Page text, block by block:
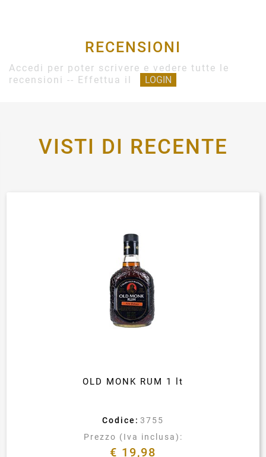
RECENSIONI
Accedi per poter scrivere e vedere tutte le
recensioni -- Effettua il
LOGIN
VISTI DI RECENTE
OLD MONK RUM 1 lt
Codice: 3755
Prezzo (Iva inclusa):
€ 19,98